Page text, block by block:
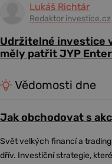
Lukáš Richtár
Redaktor investice.cz
Udržitelné investice
měly patřit JYP
Vědomosti dne
Jak obchodovat s
Svět velkých financí a
dřív. Investiční strategie,